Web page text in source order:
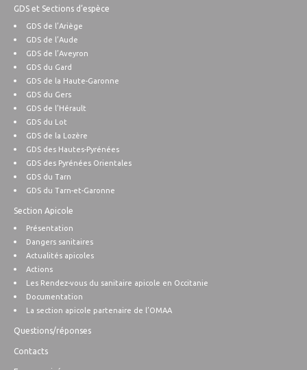
GDS et Sections d’espèce
GDS de l’Ariège
GDS de l’Aude
GDS de l’Aveyron
GDS du Gard
GDS de la Haute-Garonne
GDS du Gers
GDS de l’Hérault
GDS du Lot
GDS de la Lozère
GDS des Hautes-Pyrénées
GDS des Pyrénées Orientales
GDS du Tarn
GDS du Tarn-et-Garonne
Section Apicole
Présentation
Dangers sanitaires
Actualités apicoles
Actions
Les Rendez-vous du sanitaire apicole en Occitanie
Documentation
La section apicole partenaire de l’OMAA
Questions/réponses
Contacts